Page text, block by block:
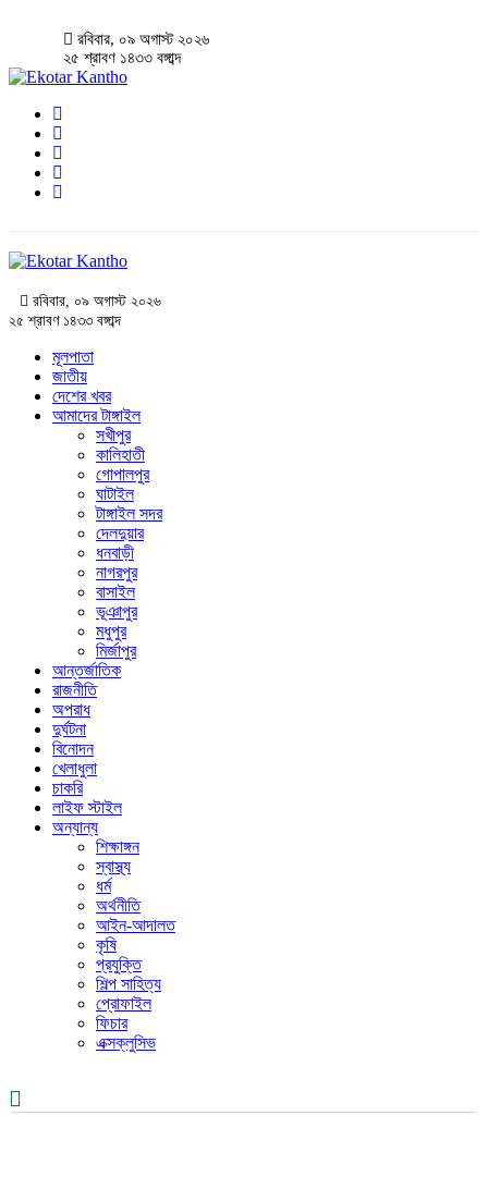
রবিবার, ০৯ অগাস্ট ২০২৬
২৫ শ্রাবণ ১৪৩৩ বঙ্গাব্দ
রবিবার, ০৯ অগাস্ট ২০২৬
২৫ শ্রাবণ ১৪৩৩ বঙ্গাব্দ
মূলপাতা
জাতীয়
দেশের খবর
আমাদের টাঙ্গাইল
সখীপুর
কালিহাতী
গোপালপুর
ঘাটাইল
টাঙ্গাইল সদর
দেলদুয়ার
ধনবাড়ী
নাগরপুর
বাসাইল
ভূঞাপুর
মধুপুর
মির্জাপুর
আন্তর্জাতিক
রাজনীতি
অপরাধ
দুর্ঘটনা
বিনোদন
খেলাধুলা
চাকরি
লাইফ স্টাইল
অন্যান্য
শিক্ষাঙ্গন
স্বাস্থ্য
ধর্ম
অর্থনীতি
আইন-আদালত
কৃষি
প্রযুক্তি
শিল্প সাহিত্য
প্রোফাইল
ফিচার
এক্সক্লুসিভ